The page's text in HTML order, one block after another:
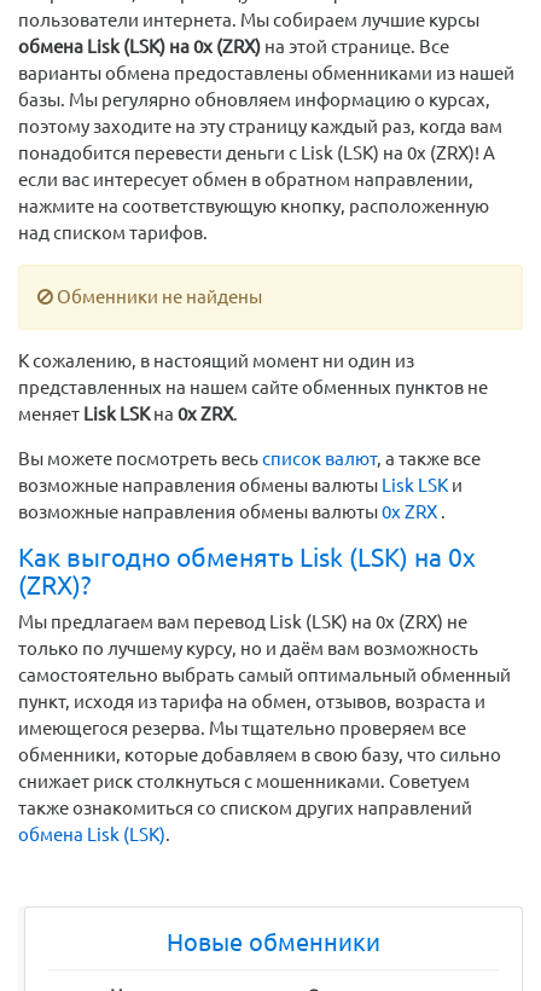
пользователи интернета. Мы собираем лучшие курсы
обмена Lisk (LSK) на 0x (ZRX) на этой странице. Все
варианты обмена предоставлены обменниками из нашей
базы. Мы регулярно обновляем информацию о курсах,
поэтому заходите на эту страницу каждый раз, когда вам
понадобится перевести деньги с Lisk (LSK) на 0x (ZRX)! А
если вас интересует обмен в обратном направлении,
нажмите на соответствующую кнопку, расположенную
над списком тарифов.
Обменники не найдены
К сожалению, в настоящий момент ни один из
представленных на нашем сайте обменных пунктов не
меняет Lisk LSKна 0x ZRX.
Вы можете посмотреть весьсписок валют, а также все
возможные направления обмены валюты Lisk LSK и
возможные направления обмены валюты0x ZRX .
Как выгодно обменять Lisk (LSK) на 0x
(ZRX)?
Мы предлагаем вам перевод Lisk (LSK) на 0x (ZRX) не
только по лучшему курсу, но и даём вам возможность
самостоятельно выбрать самый оптимальный обменный
пункт, исходя из тарифа на обмен, отзывов, возраста и
имеющегося резерва. Мы тщательно проверяем все
обменники, которые добавляем в свою базу, что сильно
снижает риск столкнуться с мошенниками. Советуем
также ознакомиться со списком других направлений
обмена Lisk (LSK).
Новые обменники